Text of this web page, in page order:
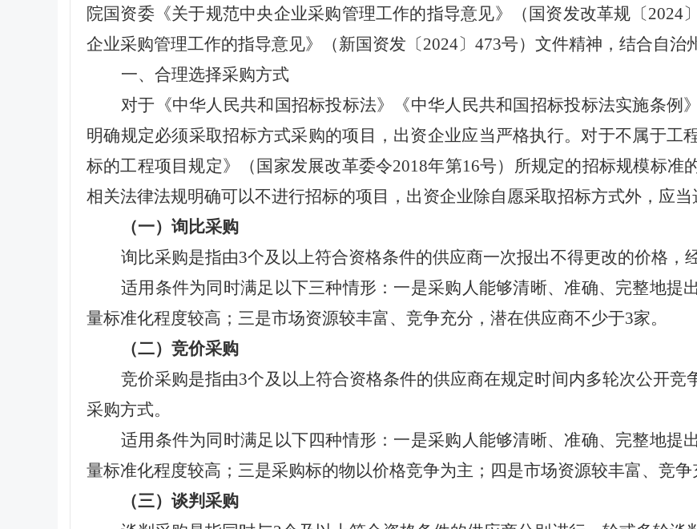
院国资委《关于规范中央企业采购管理工作的指导意见》（国资发改革规〔2024
企业采购管理工作的指导意见》（新国资发〔2024〕473号）文件精神，结合自治
一、合理选择采购方式
对于《中华人民共和国招标投标法》《中华人民共和国招标投标法实施条例
明确规定必须采取招标方式采购的项目，出资企业应当严格执行。对于不属于工
标的工程项目规定》（国家发展改革委令2018年第16号）所规定的招标规模标准
相关法律法规明确可以不进行招标的项目，出资企业除自愿采取招标方式外，应当
（一）询比采购
询比采购是指由3个及以上符合资格条件的供应商一次报出不得更改的价格，
适用条件为同时满足以下三种情形：一是采购人能够清晰、准确、完整地提
量标准化程度较高；三是市场资源较丰富、竞争充分，潜在供应商不少于3家。
（二） 竞价采购
竞价采购是指由3个及以上符合资格条件的供应商在规定时间内多轮次公开竞
采购方式。
适用条件为同时满足以下四种情形：一是采购人能够清晰、准确、完整地提
量标准化程度较高；三是采购标的物以价格竞争为主；四是市场资源较丰富、竞争
（三） 谈判采购